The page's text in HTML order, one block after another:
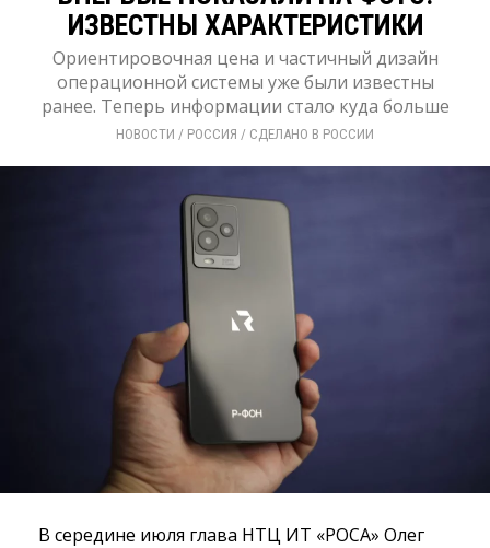
ИЗВЕСТНЫ ХАРАКТЕРИСТИКИ
Ориентировочная цена и частичный дизайн
операционной системы уже были известны
ранее. Теперь информации стало куда больше
НОВОСТИ / РОССИЯ / СДЕЛАНО В РОССИИ
В середине июля глава НТЦ ИТ «РОСА» Олег